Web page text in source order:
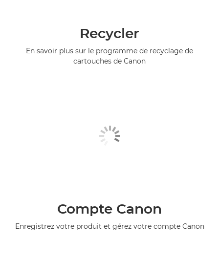
Recycler
En savoir plus sur le programme de recyclage de
cartouches de Canon
Compte Canon
Enregistrez votre produit et gérez votre compte Canon